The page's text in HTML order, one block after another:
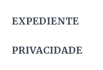
EXPEDIENTE
PRIVACIDADE